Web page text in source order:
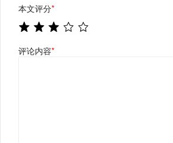
本文评分*
评论内容*